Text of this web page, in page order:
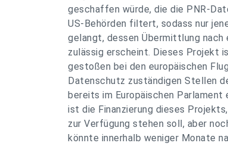
geschaffen würde, die die PNR-
US-Behörden filtert, sodass nur
gelangt, dessen Übermittlung
zulässig erscheint. Dieses Projekt
gestoßen bei den europäischen
Datenschutz zuständigen Stellen
bereits im Europäischen
ist die Finanzierung dieses
zur Verfügung stehen soll, aber
könnte innerhalb weniger Monate